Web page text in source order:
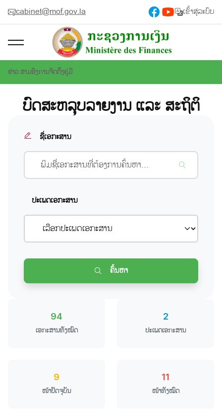
cabinet@mof.gov.la ເຂົ້າສູ່ລະບົບ
ຂ່າວ ສາມອົງການຈັດຕັ້ງຄູ່ມື
ບົດສະຫລຸບລາຍງານ ແລະ ສະຖິຕິ
ຊື່ເອກະສານ
ປະເພດເອກະສານ
ຄົ້ນຫາ
94
ເອກະສານທັງໝົດ
2
ປະເພດເອກະສານ
9
ໜ້າປັດຈຸບັນ
11
ໜ້າທັງໝົດ